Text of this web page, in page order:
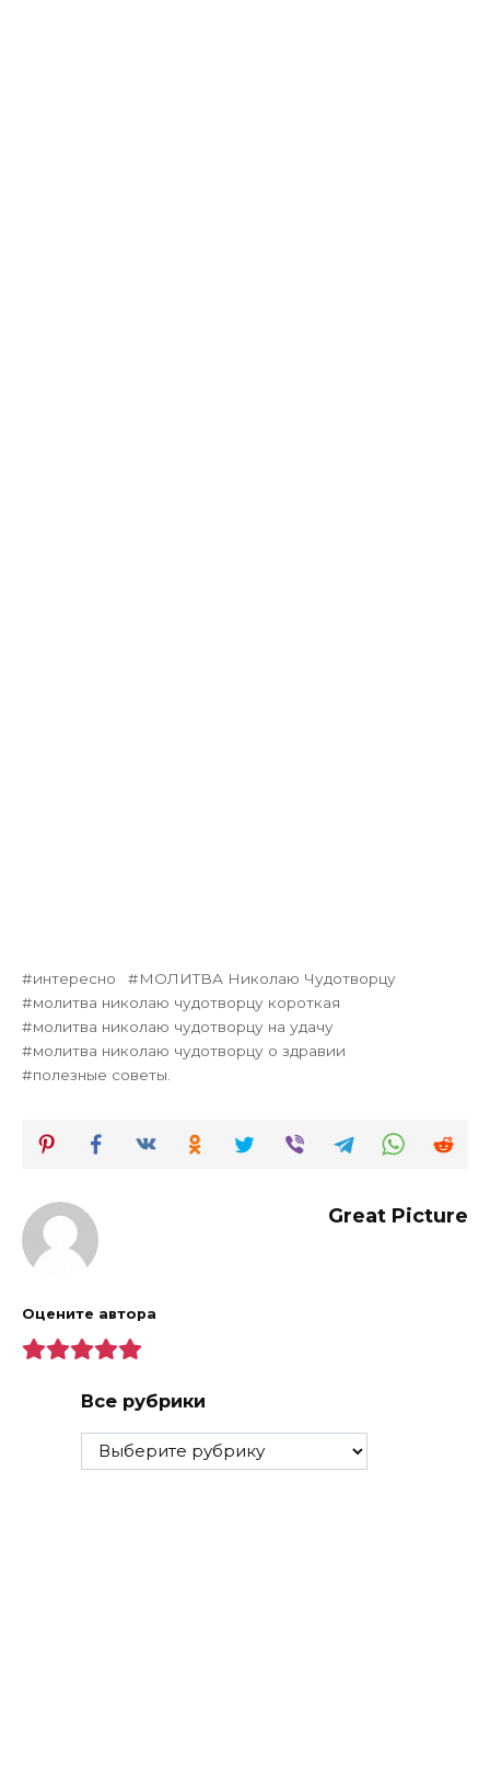
интересно
МОЛИТВА Николаю Чудотворцу
молитва николаю чудотворцу короткая
молитва николаю чудотворцу на удачу
молитва николаю чудотворцу о здравии
полезные советы.
Great Picture
Оцените автора
Все рубрики
Все
рубрики